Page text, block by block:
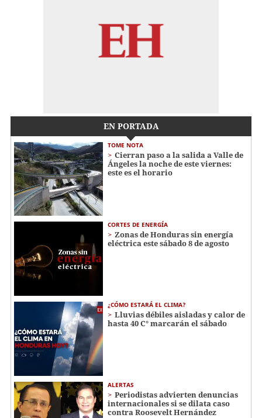
EN PORTADA
TOME NOTA
Cierran paso a la salida a Valle de
Ángeles la noche de este viernes:
este es el horario
CORTES DE ENERGÍA
Zonas de Honduras sin energía
eléctrica este sábado 8 de agosto
¿CÓMO ESTARÁ EL CLIMA?
Lluvias débiles aisladas y calor de
hasta 40 C° marcarán el sábado
ALERTAS
Periodistas advierten denuncias
internacionales si se dilata caso
contra Roosevelt Hernández